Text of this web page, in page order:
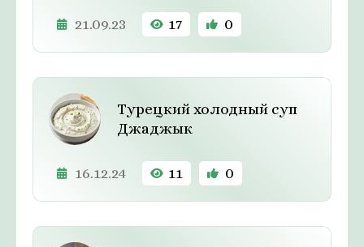
21.09.23 17 0
Турецкий холодный суп
Джаджык
16.12.24 11 0